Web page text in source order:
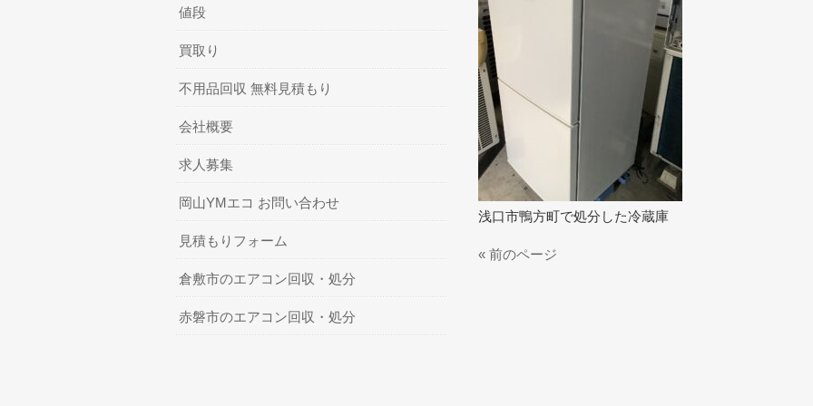
浅口市鴨方町で処分した冷蔵庫
« 前のページ
値段
買取り
不用品回収 無料見積もり
会社概要
求人募集
岡山YMエコ お問い合わせ
見積もりフォーム
倉敷市のエアコン回収・処分
赤磐市のエアコン回収・処分